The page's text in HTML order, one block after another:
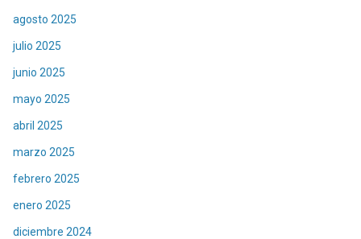
agosto 2025
julio 2025
junio 2025
mayo 2025
abril 2025
marzo 2025
febrero 2025
enero 2025
diciembre 2024